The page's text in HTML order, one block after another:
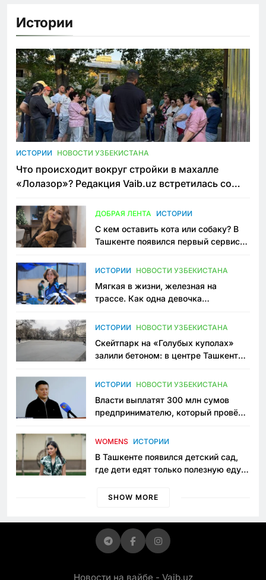
Истории
ИСТОРИИ НОВОСТИ УЗБЕКИСТАНА
Что происходит вокруг стройки в махалле
«Лолазор»? Редакция Vaib.uz встретилась со
ДОБРАЯ ЛЕНТА ИСТОРИИ
С кем оставить кота или собаку? В
Ташкенте появился первый сервис
ИСТОРИИ НОВОСТИ УЗБЕКИСТАНА
Мягкая в жизни, железная на
трассе. Как одна девочка
Узбекистане
ИСТОРИИ НОВОСТИ УЗБЕКИСТАНА
Скейтпарк на «Голубых куполах»
залили бетоном: в центре Ташкента
пространство
ИСТОРИИ НОВОСТИ УЗБЕКИСТАНА
Власти выплатят 300 млн сумов
предпринимателю, который провёл
приговору
WOMENS ИСТОРИИ
В Ташкенте появился детский сад,
где дети едят только полезную еду.
просить «кашу без сахара»
SHOW MORE
Новости на вайбе - Vaib.uz